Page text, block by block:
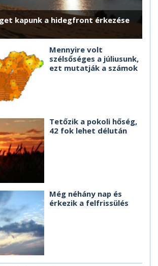
kapunk a hidegfront érkezése
Mennyire volt
szélsőséges a júliusunk,
ezt mutatják a számok
Tetőzik a pokoli hőség,
42 fok lehet délután
Még néhány nap és
érkezik a felfrissülés